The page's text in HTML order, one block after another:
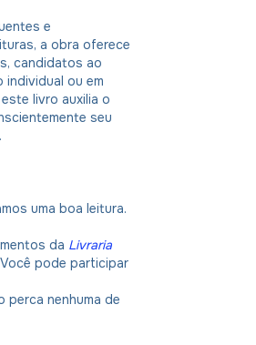
e
a obra oferece
candidatos ao
individual ou em
livro auxilia o
seu
uma boa leitura.
da Livraria
pode participar
perca nenhuma de